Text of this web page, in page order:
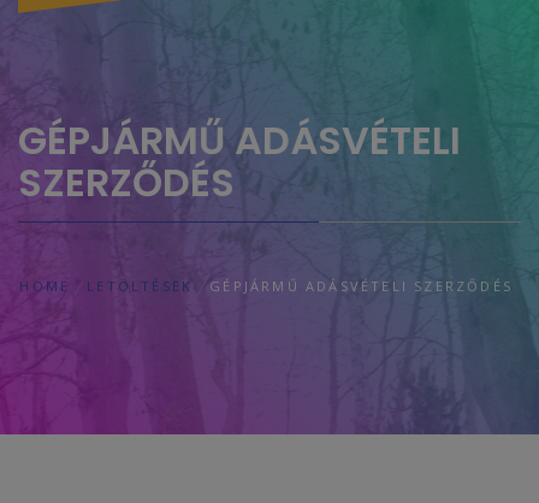
GÉPJÁRMŰ ADÁSVÉTELI
SZERZŐDÉS
HOME LETÖLTÉSEK GÉPJÁRMŰ ADÁSVÉTELI SZERZŐDÉS